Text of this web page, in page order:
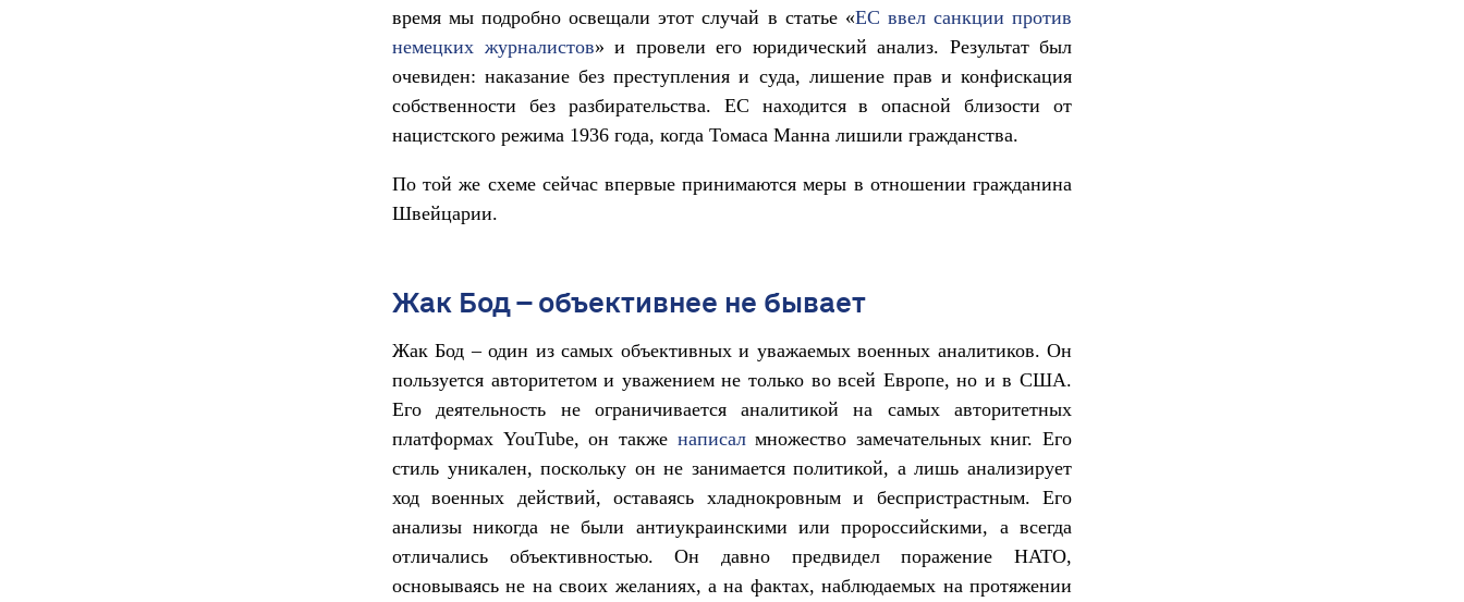
время мы подробно освещали этот случай в статье «ЕС ввел санкции против
немецких журналистов» и провели его юридический анализ. Результат был
очевиден: наказание без преступления и суда, лишение прав и конфискация
собственности без разбирательства. ЕС находится в опасной близости от
нацистского режима 1936 года, когда Томаса Манна лишили гражданства.
По той же схеме сейчас впервые принимаются меры в отношении гражданина
Швейцарии.
Жак Бод – объективнее не бывает
Жак Бод – один из самых объективных и уважаемых военных аналитиков. Он
пользуется авторитетом и уважением не только во всей Европе, но и в США.
Его деятельность не ограничивается аналитикой на самых авторитетных
платформах YouTube, он также написалмножество замечательных книг. Его
стиль уникален, поскольку он не занимается политикой, а лишь анализирует
ход военных действий, оставаясь хладнокровным и беспристрастным. Его
анализы никогда не были антиукраинскими или пророссийскими, а всегда
отличались объективностью. Он давно предвидел поражение НАТО,
основываясь не на своих желаниях, а на фактах, наблюдаемых на протяжении